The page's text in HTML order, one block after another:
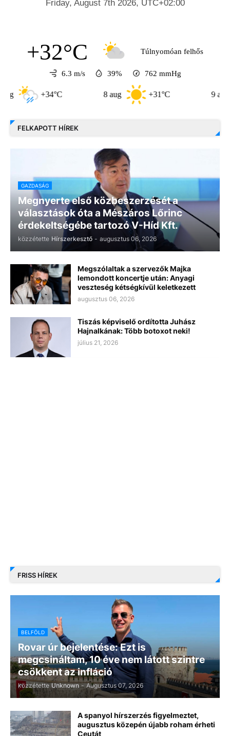
+32°C Túlnyomóan felhős
6.3 m/s 39% 762 mmHg
+34°C +31°C
FELKAPOTT HÍREK
GAZDASÁG
Megnyerte első közbeszerzését a
választások óta a Mészáros Lőrinc
érdekeltségébe tartozó V-Híd Kft.
közzétette Hírszerkesztő - augusztus 06, 2026
Megszólaltak a szervezők Majka
lemondott koncertje után: Anyagi
veszteség kétségkívül keletkezett
augusztus 06, 2026
Tiszás képviselő ordította Juhász
Hajnalkának: Több botoxot neki!
július 21, 2026
FRISS HÍREK
BELFÖLD
Rovar úr bejelentése: Ezt is
megcsináltam, 10 éve nem látott szintre
csökkent az infláció
közzétette Unknown - Augusztus 07, 2026
A spanyol hírszerzés figyelmeztet,
augusztus közepén újabb roham érheti
Ceutát